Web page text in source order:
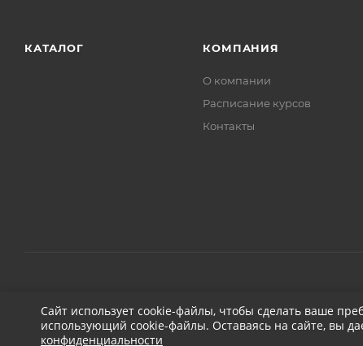
КАТАЛОГ КОМПАНИЯ
О компании
Расписание курсов
Контакты
2026 © ДЕТЕЙЛИНГ-МАРКЕТ АВТОНОВЬЕ
Сайт использует cookie-файлы, чтобы сделать ваше
использующий cookie-файлы. Оставаясь на сайте, вы
конфиденциальности